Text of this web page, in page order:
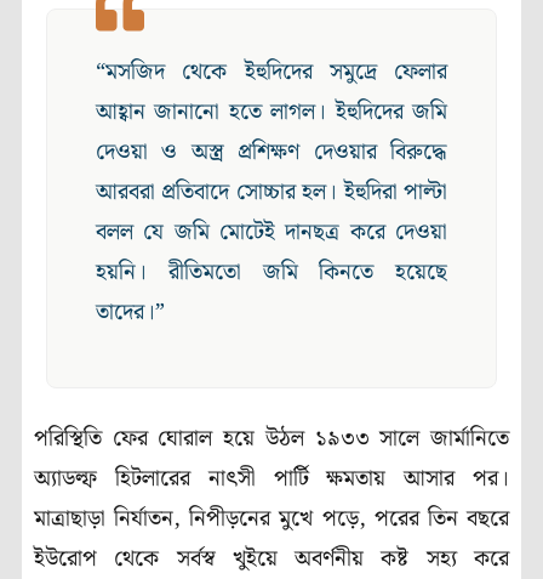
“মসজিদ থেকে ইহুদিদের সমুদ্রে ফেলার
আহ্বান জানানো হতে লাগল। ইহুদিদের জমি
দেওয়া ও অস্ত্র প্রশিক্ষণ দেওয়ার বিরুদ্ধে
আরবরা প্রতিবাদে সোচ্চার হল। ইহুদিরা পাল্টা
বলল যে জমি মোটেই দানছত্র করে দেওয়া
হয়নি। রীতিমতো জমি কিনতে হয়েছে
তাদের।”
পরিস্থিতি ফের ঘোরাল হয়ে উঠল ১৯৩৩ সালে জার্মানিতে
অ্যাডল্ফ হিটলারের নাৎসী পার্টি ক্ষমতায় আসার পর।
মাত্রাছাড়া নির্যাতন, নিপীড়নের মুখে পড়ে, পরের তিন বছরে
ইউরোপ থেকে সর্বস্ব খুইয়ে অবর্ণনীয় কষ্ট সহ্য করে